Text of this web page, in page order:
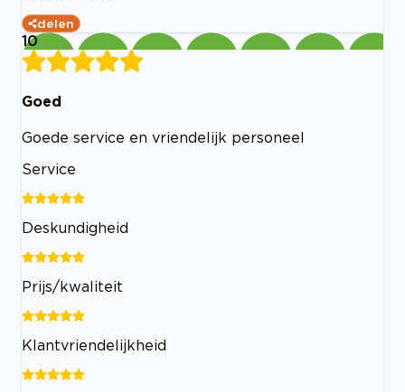
delen
10
Goed
Goede service en vriendelijk personeel
Service
Deskundigheid
Prijs/kwaliteit
Klantvriendelijkheid